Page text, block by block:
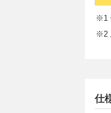
※1
※2
仕